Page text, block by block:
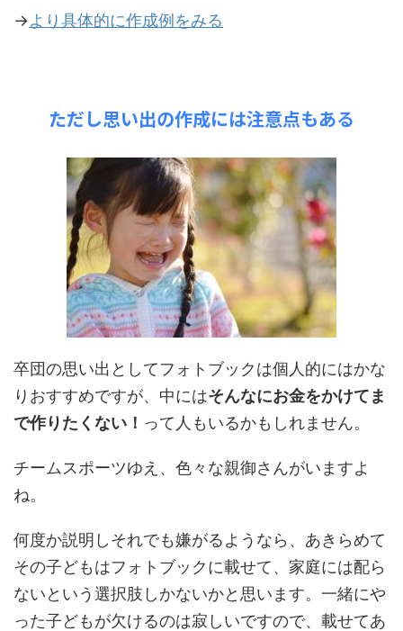
→より具体的に作成例をみる
ただし思い出の作成には注意点もある
卒団の思い出としてフォトブックは個人的にはかな
りおすすめですが、中にはそんなにお金をかけてま
で作りたくない！ って人もいるかもしれません。
チームスポーツゆえ、色々な親御さんがいますよ
ね。
何度か説明しそれでも嫌がるようなら、あきらめて
その子どもはフォトブックに載せて、家庭には配ら
ないという選択肢しかないかと思います。一緒にや
った子どもが欠けるのは寂しいですので、載せてあ